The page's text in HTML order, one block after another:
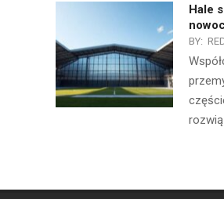
Hale
BY: